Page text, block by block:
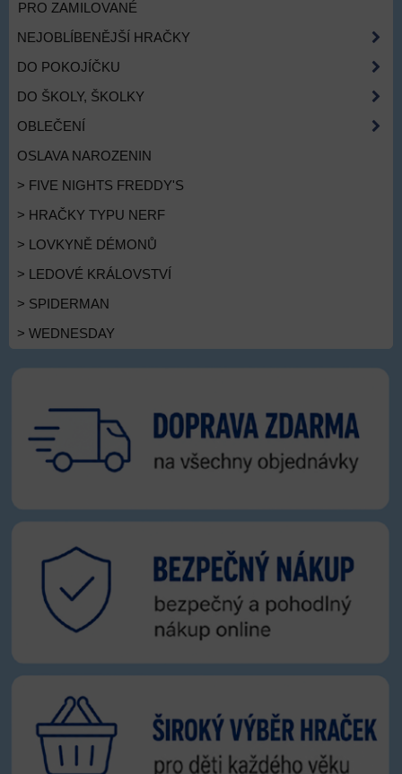
PRO ZAMILOVANÉ
NEJOBLÍBENĚJŠÍ HRAČKY
DO POKOJÍČKU
DO ŠKOLY, ŠKOLKY
OBLEČENÍ
OSLAVA NAROZENIN
> FIVE NIGHTS FREDDY'S
> HRAČKY TYPU NERF
> LOVKYNĚ DÉMONŮ
> LEDOVÉ KRÁLOVSTVÍ
> SPIDERMAN
> WEDNESDAY